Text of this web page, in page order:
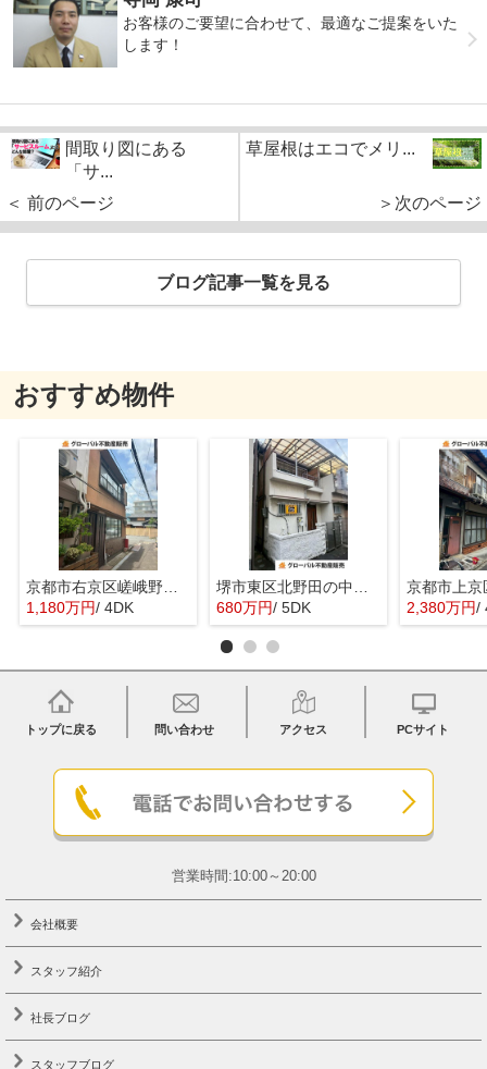
お客様のご要望に合わせて、最適なご提案をいた
します！
間取り図にある
「サ...
＜ 前のページ
草屋根はエコでメリ...
＞次のページ
ブログ記事一覧を見る
おすすめ物件
京都市右京区嵯峨野宮ノ元町の中古一戸建
1,180万円/ 4DK
680万円/ 5DK 2,380万円/
トップに戻る 問い合わせ アクセス PCサイト
営業時間:10:00～20:00
会社概要
スタッフ紹介
社長ブログ
スタッフブログ